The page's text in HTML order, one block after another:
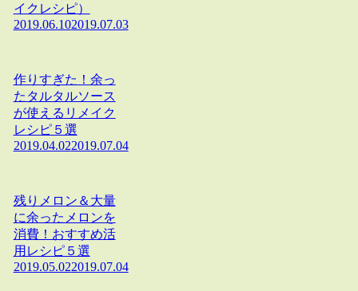
イクレシピ）
2019.06.102019.07.03
作りすぎた！余っ
たタルタルソース
が使えるリメイク
レシピ５選
2019.04.022019.07.04
残りメロン＆大量
に余ったメロンを
消費！おすすめ活
用レシピ５選
2019.05.022019.07.04